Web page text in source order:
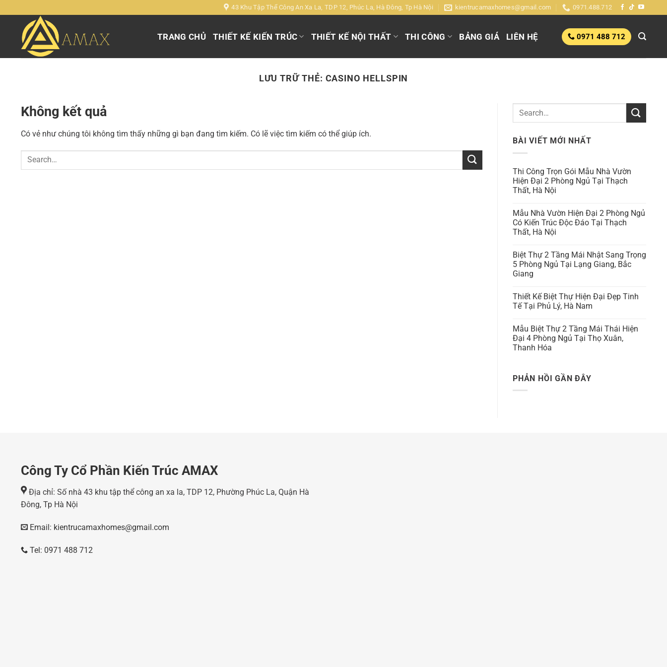
đến
43 Khu Tập Thể Công An Xa La, TDP 12, Phúc La, Hà Đông, Tp Hà Nội kientrucamaxhomes@gmail.com 0971.488.712
TRANG CHỦ THIẾT KẾ KIẾN TRÚC THIẾT KẾ NỘI THẤT THI CÔNG BẢNG GIÁ LIÊN HỆ 0971 488 712
LƯU TRỮ THẺ: CASINO HELLSPIN
Không kết quả
Có vẻ như chúng tôi không tìm thấy những gì bạn đang tìm kiếm. Có lẽ việc tìm kiếm có thể giúp ích.
BÀI VIẾT MỚI NHẤT
Thi Công Trọn Gói Mẫu Nhà Vườn
Hiện Đại 2 Phòng Ngủ Tại Thạch
Thất, Hà Nội
Mẫu Nhà Vườn Hiện Đại 2 Phòng Ngủ
Có Kiến Trúc Độc Đáo Tại Thạch
Thất, Hà Nội
Biệt Thự 2 Tầng Mái Nhật Sang Trọng
5 Phòng Ngủ Tại Lạng Giang, Bắc
Giang
Thiết Kế Biệt Thự Hiện Đại Đẹp Tinh
Tế Tại Phủ Lý, Hà Nam
Mẫu Biệt Thự 2 Tầng Mái Thái Hiện
Đại 4 Phòng Ngủ Tại Thọ Xuân,
Thanh Hóa
PHẢN HỒI GẦN ĐÂY
Công Ty Cổ Phần Kiến Trúc AMAX
Địa chỉ: Số nhà 43 khu tập thể công an xa la, TDP 12, Phường Phúc La, Quận Hà
Đông, Tp Hà Nội
Email: kientrucamaxhomes@gmail.com
Tel: 0971 488 712